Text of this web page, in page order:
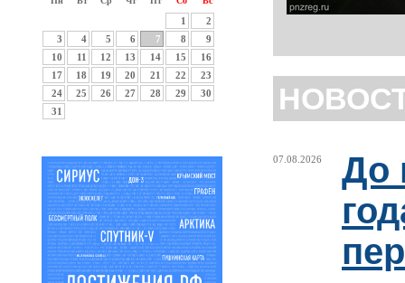
1
2
3
4 5 6 7 8
9
10
11 12 13 14 15
16
17
18 19 20 21 22
23
24
25 26 27 28 29
30
31
07.08.2026
До